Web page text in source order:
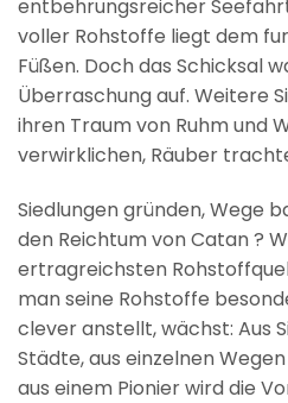
entbehrungsreicher
voller Rohstoffe liegt dem
Füßen. Doch das Schicksal
Überraschung auf. Weitere
ihren Traum von Ruhm und
verwirklichen, Räuber
Siedlungen gründen, Wege
den Reichtum von Catan ?
ertragreichsten
man seine Rohstoffe
clever anstellt, wächst: Aus
Städte, aus einzelnen
aus einem Pionier wird die